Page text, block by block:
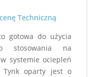
Techniczną
gotowa do użycia
stosowania na
systemie ociepleń
Tynk oparty jest o